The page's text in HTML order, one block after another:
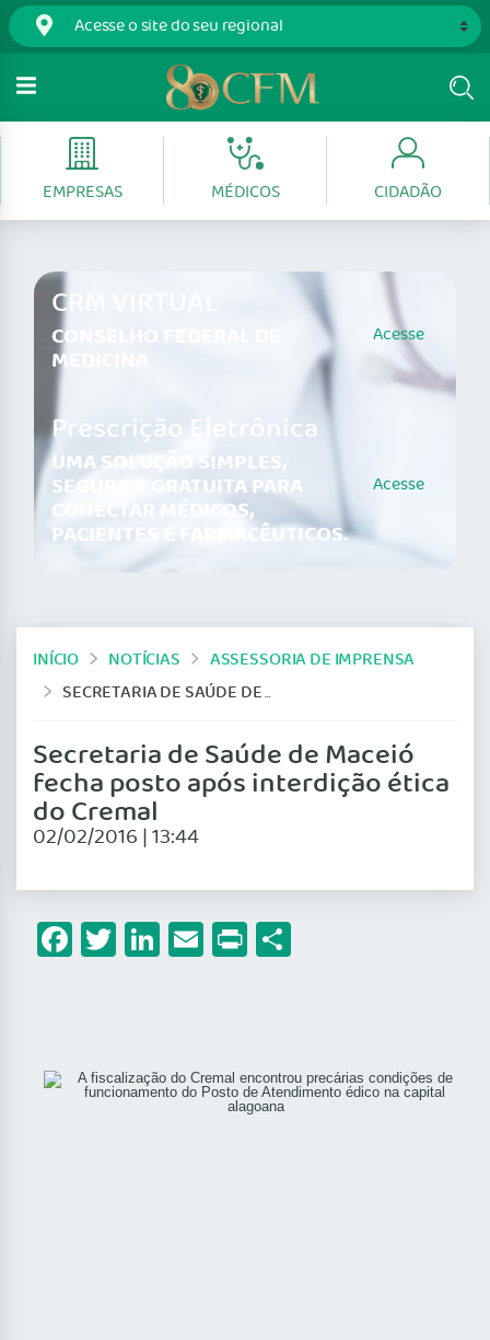
EMPRESAS MÉDICOS CIDADÃO
CRM VIRTUAL
CONSELHO FEDERAL DE
MEDICINA
Acesse
Prescrição Eletrônica
UMA SOLUÇÃO SIMPLES,
SEGURA E GRATUITA PARA
CONECTAR MÉDICOS,
PACIENTES E FARMACÊUTICOS.
Acesse
INÍCIO NOTÍCIAS
ASSESSORIA DE IMPRENSA
SECRETARIA DE SAÚDE DE MACEIÓ FECHA POSTO APÓS INTERDIÇÃO ÉTICA DO CREMAL
Secretaria de Saúde de Maceió
fecha posto após interdição ética
do Cremal
02/02/2016 | 13:44
Facebook
Twitter
LinkedIn
Email
Print